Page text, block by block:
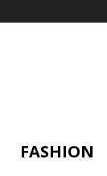
FASHION